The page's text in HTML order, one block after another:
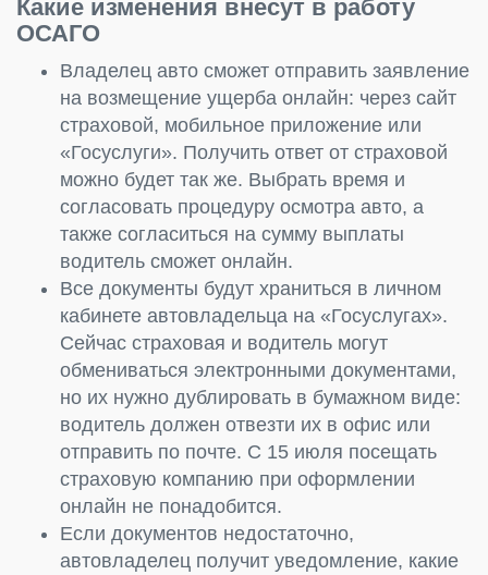
Какие изменения внесут в работу
ОСАГО
Владелец авто сможет отправить заявление
на возмещение ущерба онлайн: через сайт
страховой, мобильное приложение или
«Госуслуги». Получить ответ от страховой
можно будет так же. Выбрать время и
согласовать процедуру осмотра авто, а
также согласиться на сумму выплаты
водитель сможет онлайн.
Все документы будут храниться в личном
кабинете автовладельца на «Госуслугах».
Сейчас страховая и водитель могут
обмениваться электронными документами,
но их нужно дублировать в бумажном виде:
водитель должен отвезти их в офис или
отправить по почте. С 15 июля посещать
страховую компанию при оформлении
онлайн не понадобится.
Если документов недостаточно,
автовладелец получит уведомление, какие